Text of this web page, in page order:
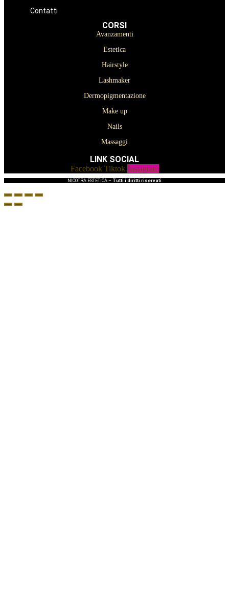
Prodotti per ricostruzione unghie
Contatti
CORSI
Avanzamenti
Estetica
Hairstyle
Lashmaker
Dermopigmentazione
Make up
Nails
Massaggi
LINK SOCIAL
Facebook Tiktok Instagram
NICOTRA ESTETICA – Tutti i diritti riservati